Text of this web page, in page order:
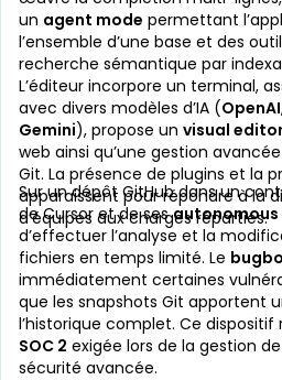
un agent mode permettant
l’ensemble d’une base et des
recherche sémantique par
L’éditeur incorpore un terminal,
avec divers modèles d’IA (OpenAI
Gemini), propose un visual
web ainsi qu’une gestion
Git. La présence de plugins et la
apparaissent pour répondre à la
d’équipes aux charges réparties.
Sur un dépôt GitHub dans un
de Cursor et de ses
d’effectuer l’analyse et la
fichiers en temps limité. Le
immédiatement certaines
que les snapshots Git apportent
l’historique complet. Ce
SOC 2 exigée lors de la gestion
sécurité avancée.